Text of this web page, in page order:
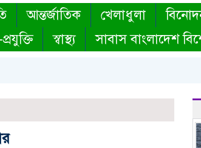
আন্তর্জাতিক খেলাধুলা
স্বাস্থ্য সাবাস বাংলাদেশ